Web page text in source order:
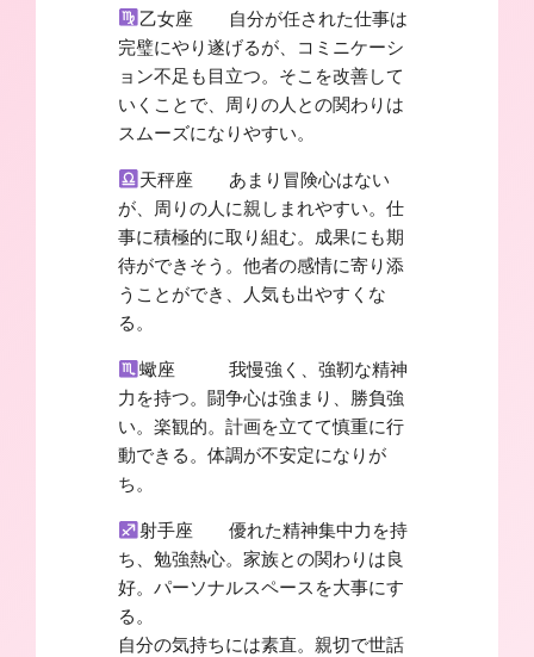
乙女座 自分が任された仕事は
完璧にやり遂げるが、コミニケーシ
ョン不足も目立つ。そこを改善して
いくことで、周りの人との関わりは
スムーズになりやすい。
天秤座 あまり冒険心はない
が、周りの人に親しまれやすい。仕
事に積極的に取り組む。成果にも期
待ができそう。他者の感情に寄り添
うことができ、人気も出やすくな
る。
蠍座 我慢強く、強靭な精神
力を持つ。闘争心は強まり、勝負強
い。楽観的。計画を立てて慎重に行
動できる。体調が不安定になりが
ち。
射手座 優れた精神集中力を持
ち、勉強熱心。家族との関わりは良
好。パーソナルスペースを大事にす
る。
自分の気持ちには素直。親切で世話